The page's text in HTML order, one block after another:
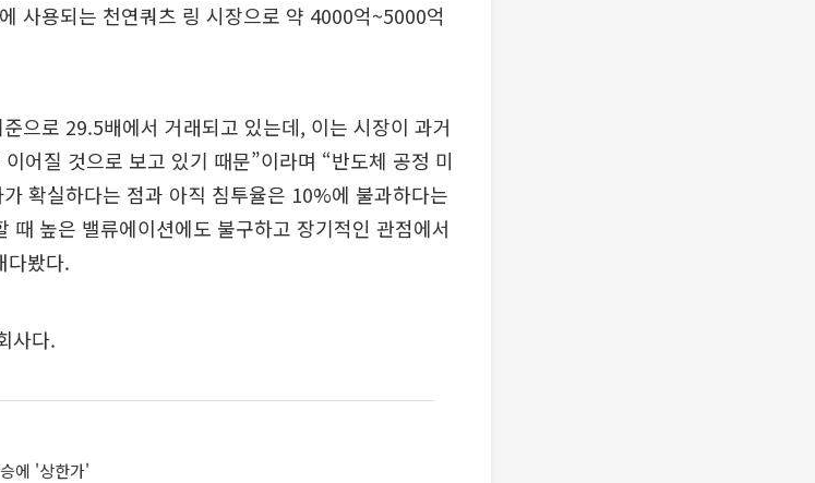
사용되는 천연쿼츠 링 시장으로 약 4000억~5000억
으로 29.5배에서 거래되고 있는데, 이는 시장이 과거
어질 것으로 보고 있기 때문”이라며 “반도체 공정 미
확실하다는 점과 아직 침투율은 10%에 불과하다는
때 높은 밸류에이션에도 불구하고 장기적인 관점에서
다봤다.
사다.
에 '상한가'